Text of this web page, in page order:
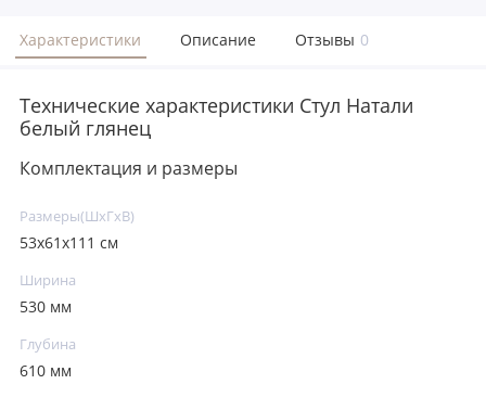
Характеристики Описание Отзывы 0
Технические характеристики Стул Натали
белый глянец
Комплектация и размеры
Размеры(ШxГxВ)
53x61x111 см
Ширина
530 мм
Глубина
610 мм